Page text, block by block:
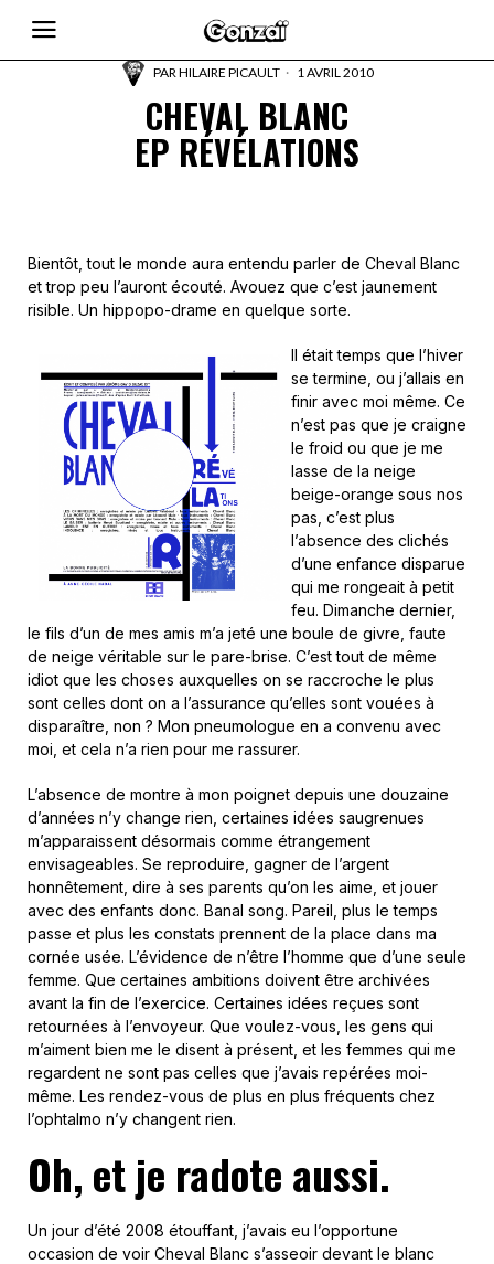
PARHILAIRE PICAULT 1 AVRIL 2010
CHEVAL BLANC
EP RÉVÉLATIONS
Bientôt, tout le monde aura entendu parler de Cheval Blanc
et trop peu l’auront écouté. Avouez que c’est jaunement
risible. Un hippopo-drame en quelque sorte.
Il était temps que l’hiver
se termine, ou j’allais en
finir avec moi même. Ce
n’est pas que je craigne
le froid ou que je me
lasse de la neige
beige-orange sous nos
pas, c’est plus
l’absence des clichés
d’une enfance disparue
qui me rongeait à petit
feu. Dimanche dernier,
le fils d’un de mes amis m’a jeté une boule de givre, faute
de neige véritable sur le pare-brise. C’est tout de même
idiot que les choses auxquelles on se raccroche le plus
sont celles dont on a l’assurance qu’elles sont vouées à
disparaître, non ? Mon pneumologue en a convenu avec
moi, et cela n’a rien pour me rassurer.
L’absence de montre à mon poignet depuis une douzaine
d’années n’y change rien, certaines idées saugrenues
m’apparaissent désormais comme étrangement
envisageables. Se reproduire, gagner de l’argent
honnêtement, dire à ses parents qu’on les aime, et jouer
avec des enfants donc. Banal song. Pareil, plus le temps
passe et plus les constats prennent de la place dans ma
cornée usée. L’évidence de n’être l’homme que d’une seule
femme. Que certaines ambitions doivent être archivées
avant la fin de l’exercice. Certaines idées reçues sont
retournées à l’envoyeur. Que voulez-vous, les gens qui
m’aiment bien me le disent à présent, et les femmes qui me
regardent ne sont pas celles que j’avais repérées moi-
même. Les rendez-vous de plus en plus fréquents chez
l’ophtalmo n’y changent rien.
Oh, et je radote aussi.
Un jour d’été 2008 étouffant, j’avais eu l’opportune
occasion de voir Cheval Blanc s’asseoir devant le blanc